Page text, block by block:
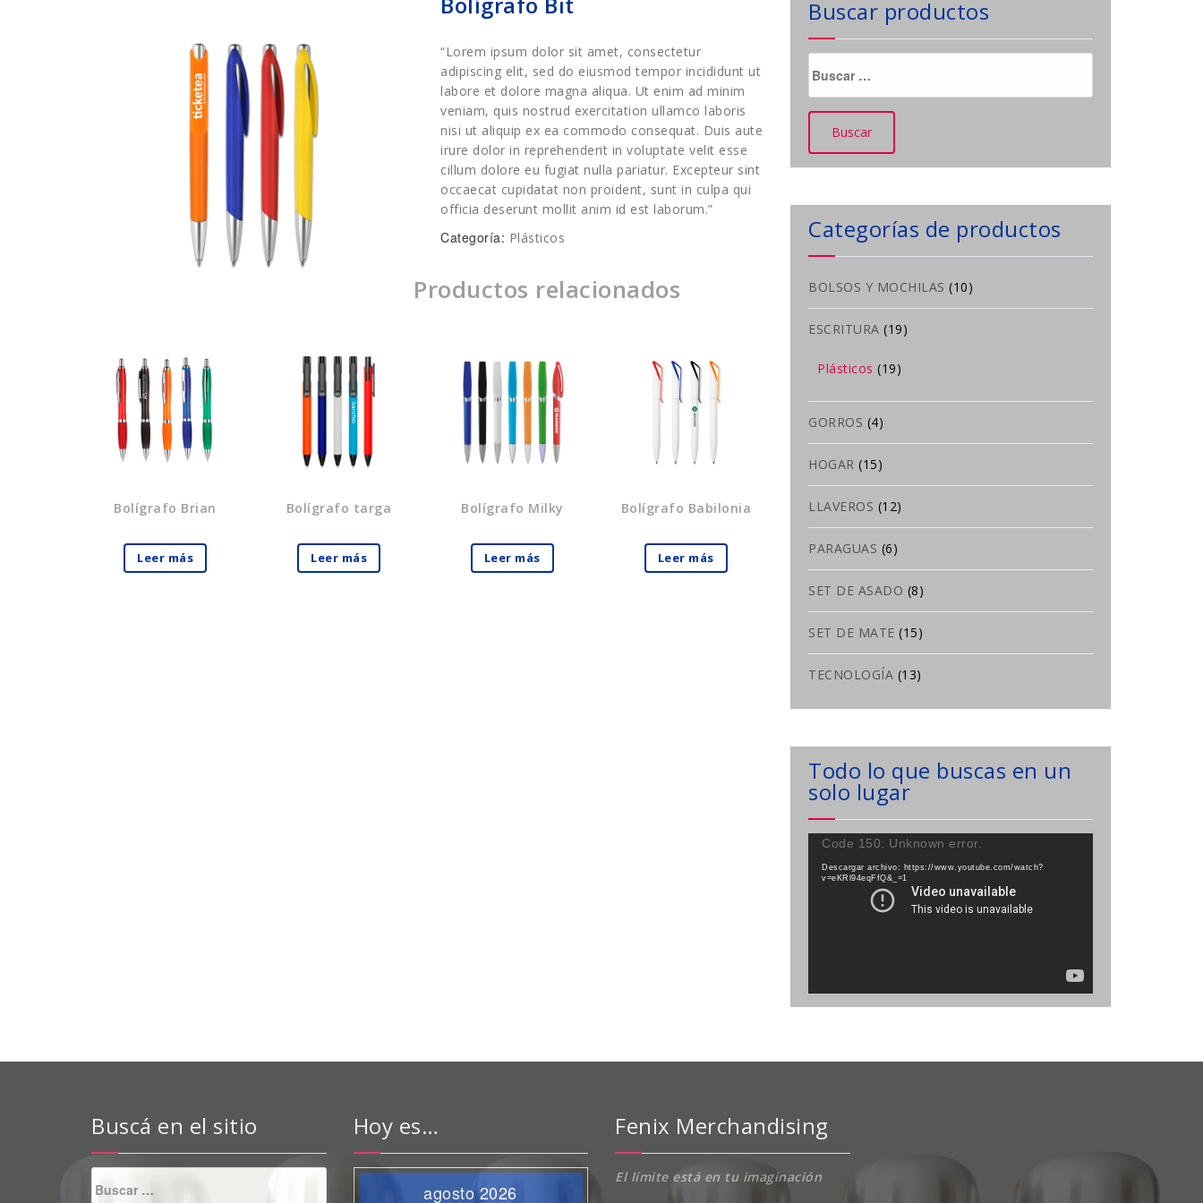
“Lorem ipsum dolor sit amet, consectetur
adipiscing elit, sed do eiusmod tempor incididunt ut
labore et dolore magna aliqua. Ut enim ad minim
veniam, quis nostrud exercitation ullamco laboris
nisi ut aliquip ex ea commodo consequat. Duis aute
irure dolor in reprehenderit in voluptate velit esse
cillum dolore eu fugiat nulla pariatur. Excepteur sint
occaecat cupidatat non proident, sunt in culpa qui
officia deserunt mollit anim id est laborum.”
Categoría: Plásticos
Productos relacionados
Bolígrafo Brian
Leer más
Bolígrafo targa
Leer más
Bolígrafo Milky
Leer más
Bolígrafo Babilonia
Leer más
Buscar productos
Categorías de productos
BOLSOS Y MOCHILAS (10)
ESCRITURA (19)
Plásticos (19)
GORROS (4)
HOGAR (15)
LLAVEROS (12)
PARAGUAS (6)
SET DE ASADO (8)
SET DE MATE (15)
TECNOLOGÍA (13)
Todo lo que buscas en un
solo lugar
Reproductor
de
vídeo
Code 150: Unknown error.
Descargar archivo: https://www.youtube.com/watch?
v=eKRl94eqFfQ&_=1
Buscá en el sitio Hoy es…
agosto 2026
Fenix Merchandising
El límite está en tu imaginación